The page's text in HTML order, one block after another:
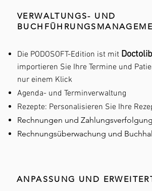
VERWALTUNGS- UND
Die PODOSOFT-Edition ist mit
importieren Sie Ihre Termine und
nur einem Klick
Agenda- und Terminverwaltung
Rezepte: Personalisieren Sie Ihre
Rechnungen und Zahlungsverfolgung
Rechnungsüberwachung und
ANPASSUNG UND